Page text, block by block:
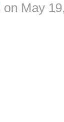
on May